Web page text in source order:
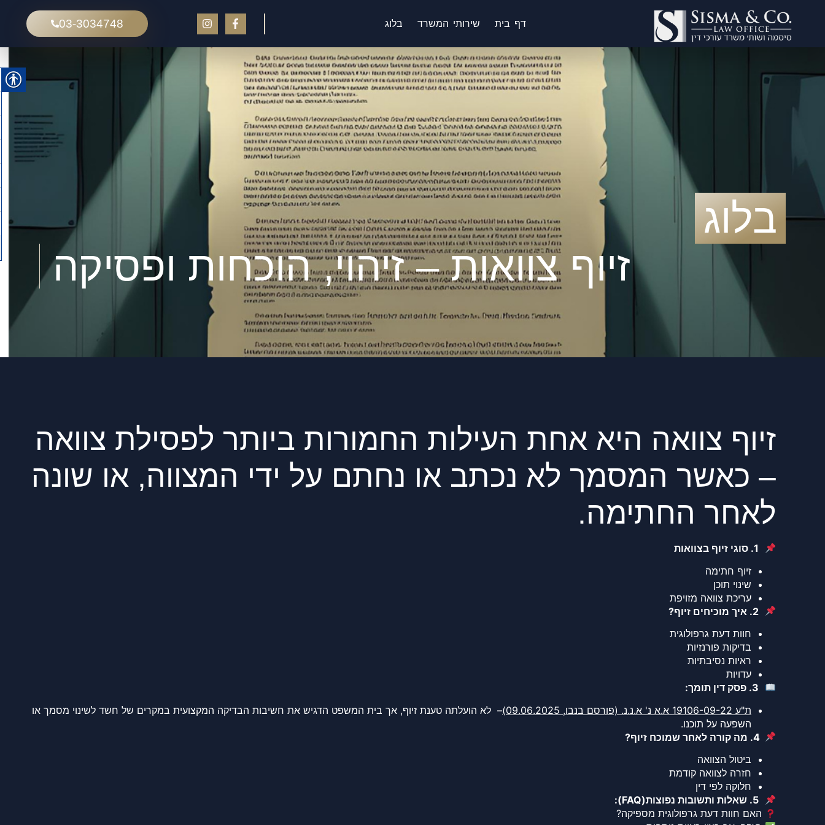
דף בית שירותי המשרד בלוג 03-3034748
בלוג
זיוף צוואות – זיהוי, הוכחות ופסיקה
זיוף צוואה היא אחת העילות החמורות ביותר לפסילת צוואה
– כאשר המסמך לא נכתב או נחתם על ידי המצווה, או שונה
לאחר החתימה.
1. סוגי זיוף בצוואות
זיוף חתימה
שינוי תוכן
עריכת צוואה מזויפת
2. איך מוכיחים זיוף
?
חוות דעת גרפולוגית
בדיקות פורנזיות
ראיות נסיבתיות
עדויות
3. פסק דין תומך
:
ת"ע 19106-09-22 א.א נ' א.נ.נ. (פורסם בנבו, 09.06.2025)
– לא הועלתה טענת זיוף, אך בית המשפט הדגיש את חשיבות הבדיקה המקצועית במקרים של חשד לשינוי מסמך או
השפעה על תוכנו.
4. מה קורה לאחר שמוכח זיוף
?
ביטול הצוואה
חזרה לצוואה קודמת
חלוקה לפי דין
5. שאלות ותשובות נפוצות
(FAQ)
:
האם חוות דעת גרפולוגית מספיקה?